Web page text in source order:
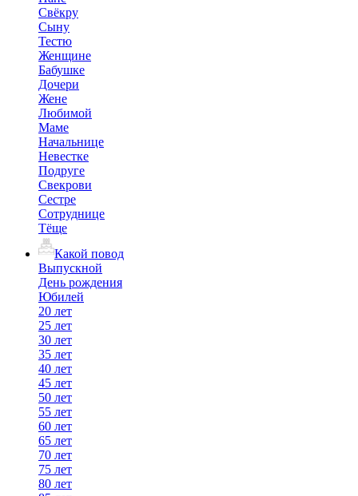
Свёкру
Сыну
Тестю
Женщине
Бабушке
Дочери
Жене
Любимой
Маме
Начальнице
Невестке
Подруге
Свекрови
Сестре
Сотруднице
Тёще
Какой повод
Выпускной
День рождения
Юбилей
20 лет
25 лет
30 лет
35 лет
40 лет
45 лет
50 лет
55 лет
60 лет
65 лет
70 лет
75 лет
80 лет